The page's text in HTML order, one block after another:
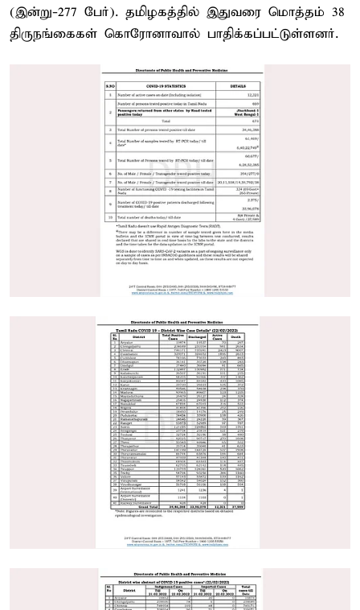
(இன்று-277 பேர்). தமிழகத்தில் இதுவரை மொத்தம் 38
திருநங்கைகள் கொரோனாவால் பாதிக்கப்பட்டுள்ளனர்.